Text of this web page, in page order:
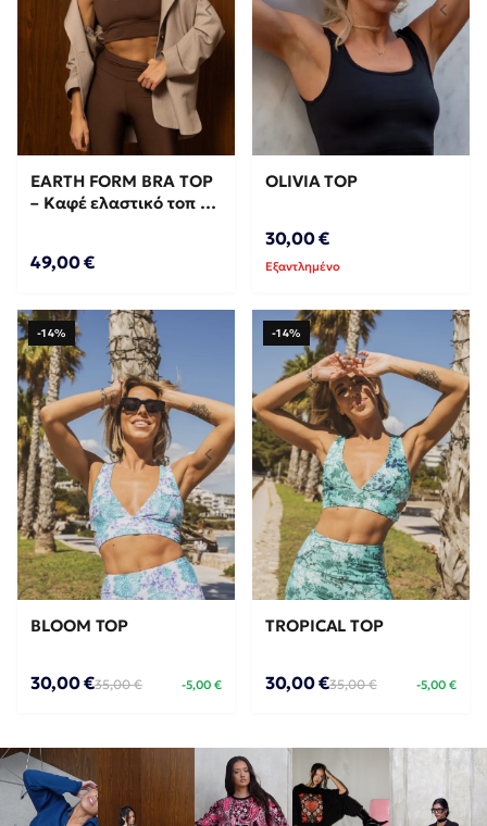
EARTH FORM BRA TOP
– Καφέ ελαστικό τοπ με
49,00 €
OLIVIA TOP
30,00 €
Εξαντλημένο
-14%
BLOOM TOP
30,00 €35,00 € -5,00 €
-14%
TROPICAL TOP
30,00 €35,00 € -5,00 €